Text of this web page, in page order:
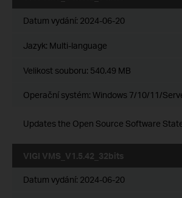
Datum vydání: 2024-06-20
Jazyk: Multi-language
Velikost souboru: 540.49 MB
Operační systém: Windows 7/10/11/
Updates the Open Source Software
VIGI VMS_V1.5.42_32bits
Datum vydání: 2024-06-20